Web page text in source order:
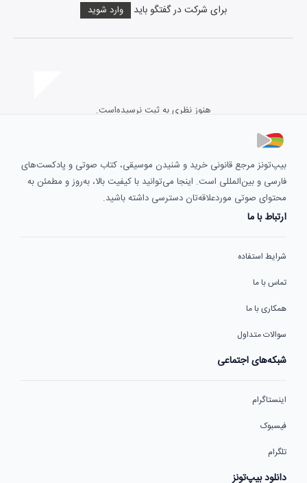
برای شرکت در گفتگو باید وارد شوید
هنوز نظری به ثبت نرسیده‌است.
بیپ‌تونز مرجع قانونی خرید و شنیدن موسیقی، کتاب صوتی و پادکست‌های
فارسی و بین‌المللی است. اینجا می‌توانید با کیفیت بالا، به‌روز و مطمئن به
محتوای صوتی موردعلاقه‌تان دسترسی داشته باشید.
ارتباط با ما
شرایط استفاده
تماس با ما
همکاری با ما
سوالات متداول
شبکه‌های اجتماعی
اینستاگرام
فیسبوک
تلگرام
دانلود بیپ‌تونز